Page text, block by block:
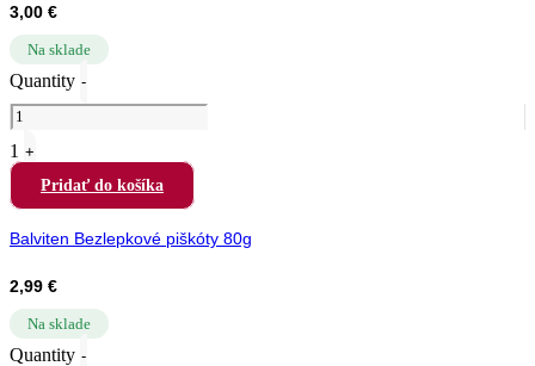
3,00 €
Na sklade
Quantity -
1 +
Pridať do košíka
Balviten Bezlepkové piškóty 80g
2,99 €
Na sklade
Quantity -